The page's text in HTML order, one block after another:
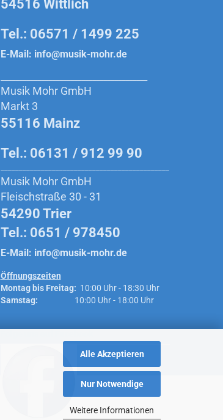
Alle Akzeptieren
Nur Notwendige
Weitere Informationen
54516 Wittlich
Tel.: 06571 / 1499 225
E-Mail: info@musik-mohr.de
Musik Mohr GmbH
Markt 3
55116 Mainz
Tel.: 06131 / 912 99 90
Musik Mohr GmbH
Fleischstraße 30 - 31
54290 Trier
Tel.: 0651 / 978450
E-Mail: info@musik-mohr.de
Öffnungszeiten
Montag bis Freitag: 10:00 Uhr - 18:30 Uhr
Samstag: 10:00 Uhr - 18:00 Uhr